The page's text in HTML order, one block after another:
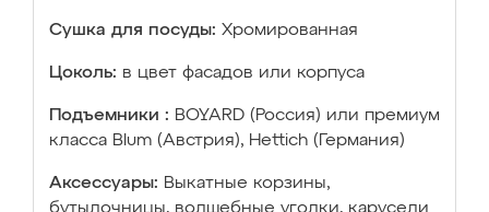
Сушка для посуды: Хромированная
Цоколь: в цвет фасадов или корпуса
Подъемники : BOYARD (Россия) или премиум
класса Blum (Австрия), Hettich (Германия)
Аксессуары: Выкатные корзины,